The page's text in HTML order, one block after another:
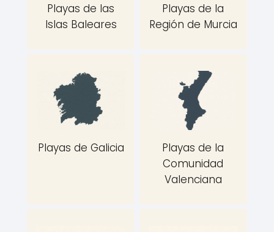
Playas de las
Islas Baleares
Playas de la
Región de Murcia
Playas de Galicia
Playas de la
Comunidad
Valenciana